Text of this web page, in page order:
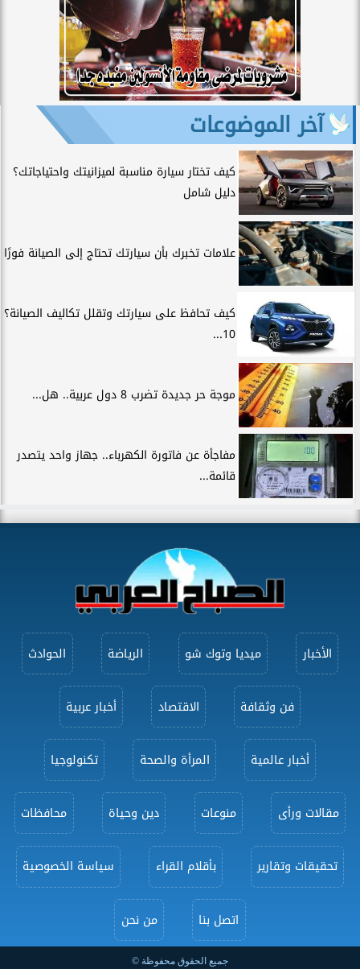
آخر الموضوعات
كيف تختار سيارة مناسبة لميزانيتك واحتياجاتك؟
دليل شامل
علامات تخبرك بأن سيارتك تحتاج إلى الصيانة فورًا
كيف تحافظ على سيارتك وتقلل تكاليف الصيانة؟
10...
موجة حر جديدة تضرب 8 دول عربية.. هل...
مفاجأة عن فاتورة الكهرباء.. جهاز واحد يتصدر
قائمة...
الأخبار ميديا وتوك شو الرياضة الحوادث
فن وثقافة الاقتصاد أخبار عربية
أخبار عالمية المرأة والصحة تكنولوجيا
مقالات ورأى منوعات دين وحياة محافظات
تحقيقات وتقارير بأقلام القراء سياسة الخصوصية
اتصل بنا من نحن
جميع الحقوق محفوظة ©